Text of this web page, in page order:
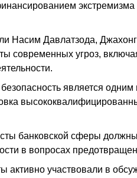
Насим Давлатзода,
современных угроз,
является
банковской сферы
в вопросах
активно участвовали в